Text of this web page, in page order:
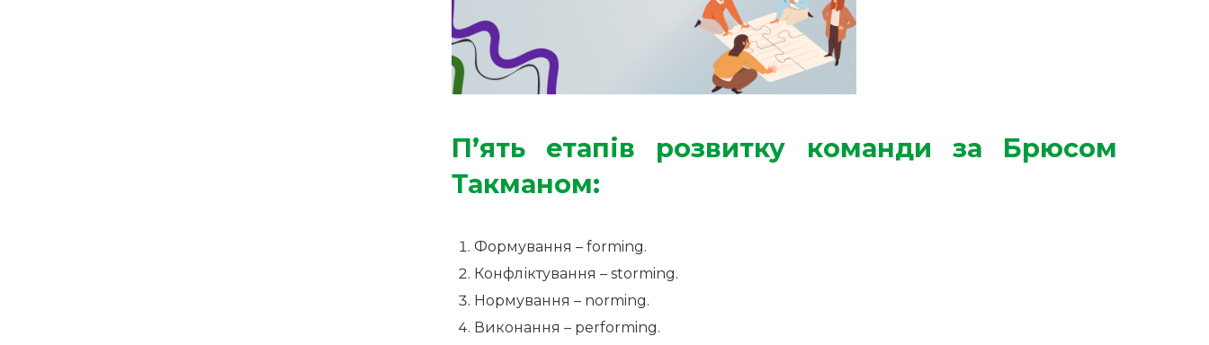
П’ять етапів розвитку команди за Брюсом
Такманом:
Формування – forming.
Конфліктування – storming.
Нормування – norming.
Виконання – performing.